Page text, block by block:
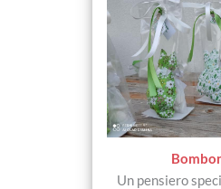
Un pensiero